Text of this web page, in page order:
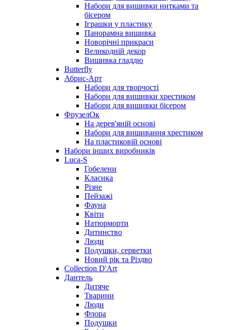
Набори для вишивки нитками та
бісером
Іграшки у пластику
Панорамна вишивка
Новорічні прикраси
Великодній декор
Вишивка гладдю
Butterfly
Абрис-Арт
Набори для творчості
Набори для вишивки хрестиком
Набори для вишивки бісером
ФрузелОк
На дерев'яній основі
Набори для вишивання хрестиком
На пластиковій основі
Набори інших виробників
Luca-S
Гобелени
Класика
Різне
Пейзажі
Фауна
Квіти
Натюрморти
Дитинство
Люди
Подушки, серветки
Новий рік та Різдво
Collection D'Art
Дантель
Дитяче
Тварини
Люди
Флора
Подушки